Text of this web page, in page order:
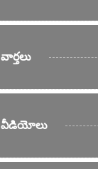
వార్తలు
వీడియోలు